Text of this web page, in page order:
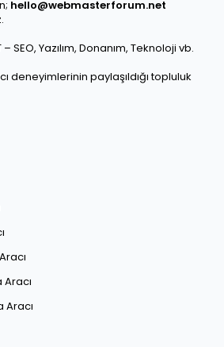
hello@webmasterforum.net
SEO, Yazılım, Donanım, Teknoloji vb.
deneyimlerinin paylaşıldığı topluluk
Aracı